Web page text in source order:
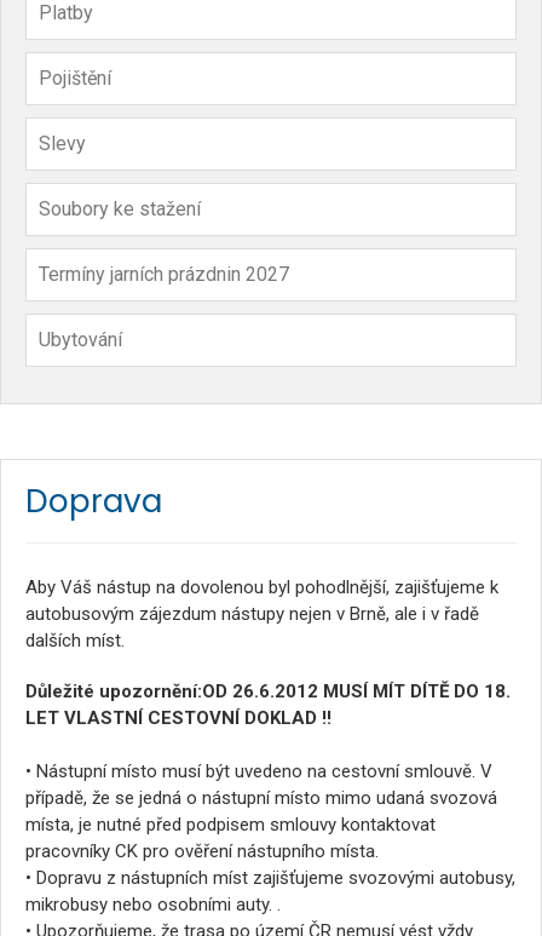
Platby
Pojištění
Slevy
Soubory ke stažení
Termíny jarních prázdnin 2027
Ubytování
Doprava
Aby Váš nástup na dovolenou byl pohodlnější, zajišťujeme k
autobusovým zájezdum nástupy nejen v Brně, ale i v řadě
dalších míst.
Důležité upozornění:OD 26.6.2012 MUSÍ MÍT DÍTĚ DO 18.
LET VLASTNÍ CESTOVNÍ DOKLAD !!
• Nástupní místo musí být uvedeno na cestovní smlouvě. V
případě, že se jedná o nástupní místo mimo udaná svozová
místa, je nutné před podpisem smlouvy kontaktovat
pracovníky CK pro ověření nástupního místa.
• Dopravu z nástupních míst zajišťujeme svozovými autobusy,
mikrobusy nebo osobními auty. .
• Upozorňujeme, že trasa po území ČR nemusí vést vždy